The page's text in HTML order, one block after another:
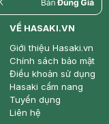
price
VỀ HASAKI.VN
Giới thiệu Hasaki.vn
Chính sách bảo mật
Điều khoản sử dụng
Hasaki cẩm nang
Tuyển dụng
Liên hệ